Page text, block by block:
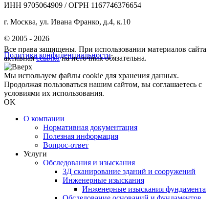
ИНН 9705064909 / ОГРН 1167746376654
г. Москва, ул. Ивана Франко, д.4, к.10
© 2005 - 2026
Политика конфиденциальности
Все права защищены. При использовании материалов сайта
активнаяссылкана источник обязательна.
Мы используем файлы cookie для хранения данных.
Продолжая пользоваться нашим сайтом, вы соглашаетесь с
условиями их использования.
OK
О компании
Нормативная документация
Полезная информация
Вопрос-ответ
Услуги
Обследования и изыскания
3Д сканирование зданий и сооружений
Инженерные изыскания
Инженерные изыскания фундамента